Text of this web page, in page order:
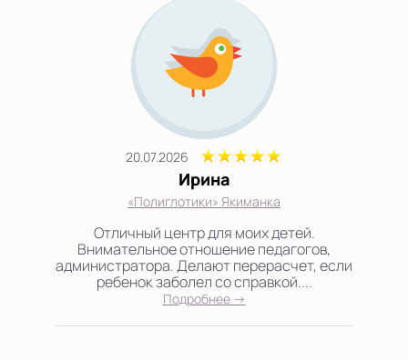
20.07.2026
Ирина
«Полиглотики» Якиманка
Отличный центр для моих детей.
Внимательное отношение педагогов,
администратора. Делают перерасчет, если
ребенок заболел со справкой....
Подробнее →